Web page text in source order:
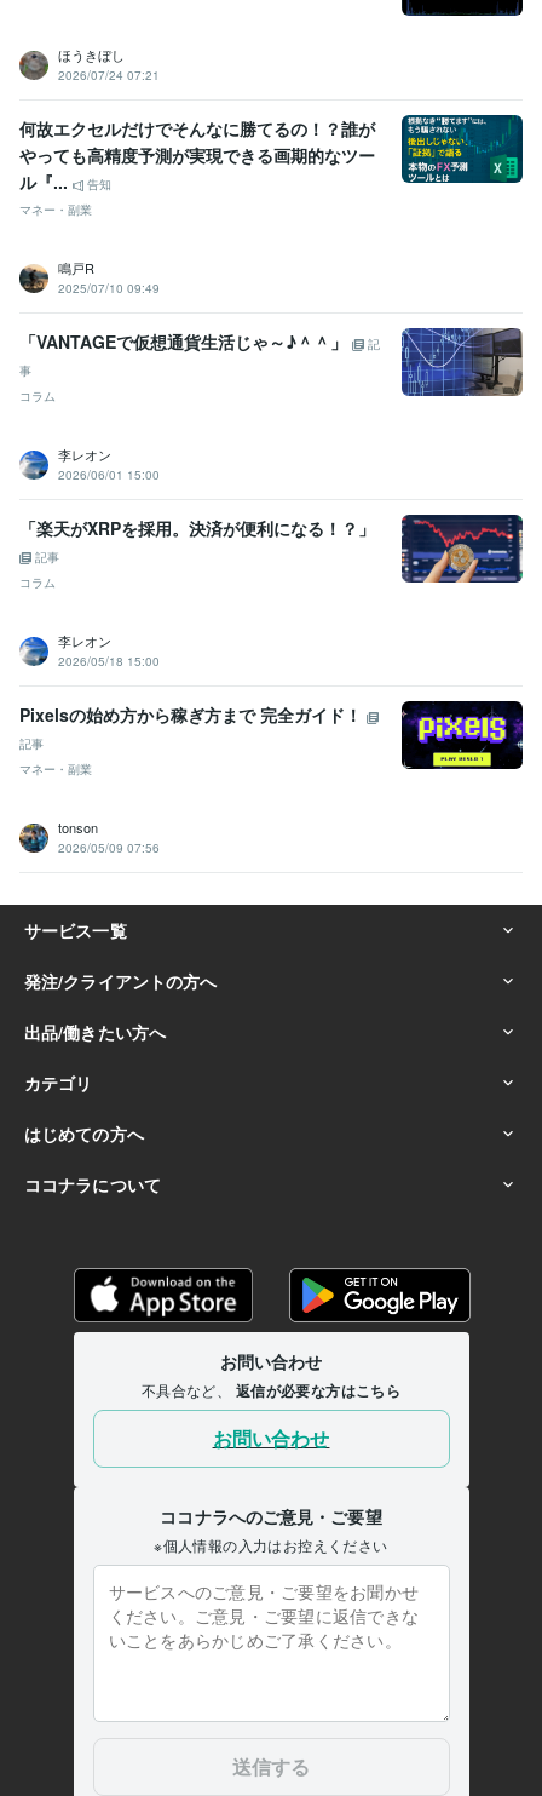
ほうきぼし
2026/07/24 07:21
何故エクセルだけでそんなに勝てるの！？誰が
やっても高精度予測が実現できる画期的なツー
ル『...
告知
マネー・副業
鳴戸R
2025/07/10 09:49
「VANTAGEで仮想通貨生活じゃ～♪＾＾」
記
事
コラム
李レオン
2026/06/01 15:00
「楽天がXRPを採用。決済が便利になる！？」
記事
コラム
李レオン
2026/05/18 15:00
Pixelsの始め方から稼ぎ方まで 完全ガイド！
記事
マネー・副業
tonson
2026/05/09 07:56